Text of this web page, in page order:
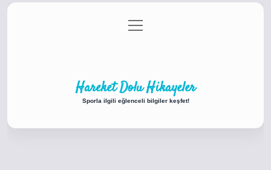
Gizlilik Politikası
menüyü
aç
Hareket Dolu Hikayeler
Sporla ilgili eğlenceli bilgiler keşfet!